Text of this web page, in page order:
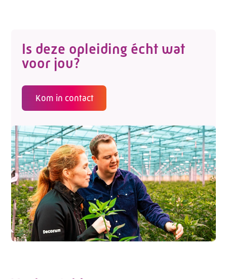
Is deze opleiding écht wat
voor jou?
Kom in contact